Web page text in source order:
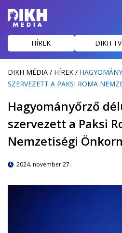
HÍREK DIKH TV
DIKH MÉDIA / HÍREK /
SZERVEZETT A PAKSI ROMA
Hagyományőrző
szervezett a Paksi
Nemzetiségi
2024. november 27.